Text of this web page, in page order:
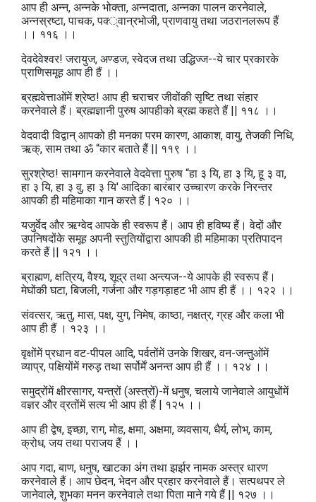
आप ही अन्न, अन्नके भोक्ता, अन्नदाता, अन्नका पालन करनेवाले,
अन्नस्रष्टा, पाचक, पक्‍्वान्रभोजी, प्राणवायु तथा जठरानलरूप हैं
।। ११६ ।।
देवदेवेश्वर! जरायुज, अण्डज, स्वेदज तथा उद्धिज्ज--ये चार प्रकारके
प्राणिसमूह आप ही हैं ।।
ब्रह्मवेत्ताओंमें श्रेष्ठ! आप ही चराचर जीवोंकी सृष्टि तथा संहार
करनेवाले हैं। ब्रह्मज्ञानी पुरुष आपहीको ब्रह्म कहते हैं || ११८ ।।
वेदवादी विद्वान्‌ आपको ही मनका परम कारण, आकाश, वायु, तेजकी निधि,
ऋक्‌, साम तथा ॐ “कार बताते हैं || ११९ ।।
सुरश्रेष्ठ! सामगान करनेवाले वेदवेत्ता पुरुष “हा ३ यि, हा ३ यि, हू ३ वा,
हा ३ यि, हा ३ वु, हा ३ यि' आदिका बारंबार उच्चारण करके निरन्तर
आपकी ही महिमाका गान करते हैं | १२० ।।
यजुर्वेद और ऋग्वेद आपके ही स्वरूप हैं। आप ही हविष्य हैं। वेदों और
उपनिषदोंके समूह अपनी स्तुतियोंद्वारा आपकी ही महिमाका प्रतिपादन
करते हैं || १२१ ।।
ब्राह्मण, क्षत्रिय, वैश्य, शूद्र तथा अन्त्यज--ये आपके ही स्वरूप हैं।
मेघोंकी घटा, बिजली, गर्जना और गड़गड़ाहट भी आप ही हैं ।। १२२ ।।
संवत्सर, ऋतु, मास, पक्ष, युग, निमेष, काष्ठा, नक्षत्र, ग्रह और कला भी
आप ही हैं । १२३ ।।
वृक्षोंमें प्रधान वट-पीपल आदि, पर्वतोंमें उनके शिखर, वन-जन्तुओंमें
व्याप्र, पक्षियोंमें गरुड़ तथा सर्पोर्में अनन्त आप ही हैं ।। १२४ ।।
समुद्रोंमें क्षीरसागर, यन्त्रों (अस्त्रों)-में धनुष, चलाये जानेवाले आयुधोंमें
वज्ञर और व्रतोंमें सत्य भी आप ही हैं | १२५ ।।
आप ही द्वेष, इच्छा, राग, मोह, क्षमा, अक्षमा, व्यवसाय, धैर्य, लोभ, काम,
क्रोध, जय तथा पराजय हैं ।।
आप गदा, बाण, धनुष, खाटका अंग तथा झर्झर नामक अस्त्र धारण
करनेवाले हैं। आप छेदन, भेदन और प्रहार करनेवाले हैं। सत्पथपर ले
जानेवाले, शुभका मनन करनेवाले तथा पिता माने गये हैं || १२७ ।।